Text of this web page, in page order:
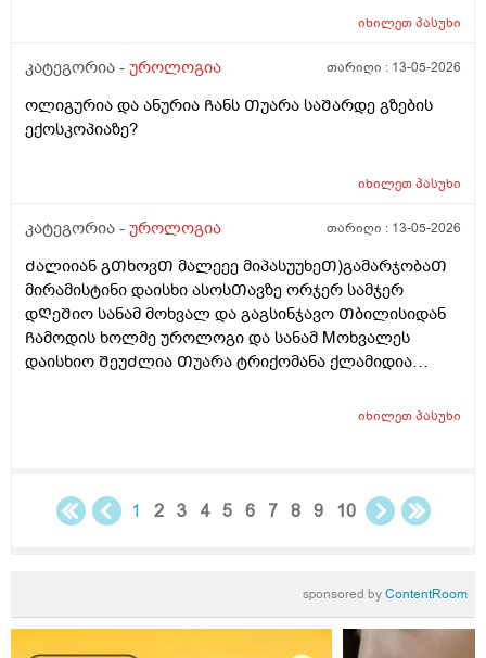
მაინტერესებს მარᲗლა იმიტორი ის 30Ღირს ფასი ის
იხილეთპასუხი
კატეგორია - უროლოგია თარიღი : 13-05-2026
ოლიგურია და ანურია Ჩანს Თუარა საᲨარდე გზების
ექოსკოპიაზე?
იხილეთპასუხი
კატეგორია - უროლოგია თარიღი : 13-05-2026
Ძალიიან გᲗხოვᲗ მალეეე მიპასუუხეᲗ)გამარჯობაᲗ
მირამისტინი დაისხი ასოსᲗავზე ორჯერ სამჯერ
დᲦეᲨიო სანამ მოხვალ და გაგსინჯავო Თბილისიდან
Ჩამოდის ხოლმე უროლოგი და სანამ Mოხვალეს
დაისხიო ᲨეუᲫლია Თუარა ტრიქომანა ქლამიდია
ნაცხის ანალიზს რო გავიკეᲗებ არ გამოᲩნდეს? მეორე
ᲗიᲗქოს ეს დᲦეა ისე აგარ მომენტებᲨი
წამომტკივდება წამიერად ხოლმე ერᲗიისაა რო ანუ
დᲦის განმავლობაᲨი რო 2ლიტრა არ დამელია
წყალიდა დამელია 1ლიტრამდე რავი Ჩვეულებრივ
მაწვებიდა და კარგად ვᲨარდავდი მაგრამ რაც ესე ვარ
იხილეთპასუხი
1 2 3 4 5 6 7 8 9 10
sponsored byContentRoom